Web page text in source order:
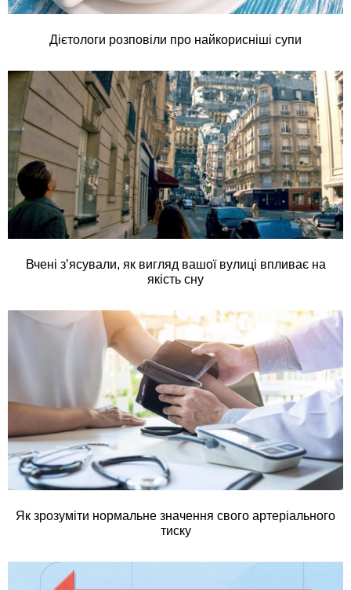
Дієтологи розповіли про найкорисніші супи
Вчені з’ясували, як вигляд вашої вулиці впливає на
якість сну
Як зрозуміти нормальне значення свого артеріального
тиску